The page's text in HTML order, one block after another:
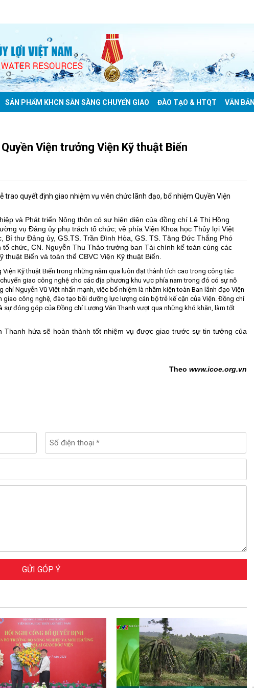
SẢN PHẨM KHCN SẴN SÀNG CHUYỂN GIAO ĐÀO TẠO & HTQT VĂN BẢN
Viện trưởng Viện Kỹ thuật Biển
trao quyết định giao nhiệm vụ viên chức lãnh đạo, bổ nhiệm Quyền Viện
và Phát triển Nông thôn có sự hiện diện của đồng chí Lê Thị Hồng
vụ Đảng ủy phụ trách tổ chức; về phía Viện Khoa học Thủy lợi Việt
Bí thư Đảng ủy, GS.TS. Trần Đình Hòa, GS. TS. Tăng Đức Thắng Phó
chức, CN. Nguyễn Thu Thảo trưởng ban Tài chính kế toán cùng các
Biển và toàn thể CBVC Viện Kỹ thuật Biển.
Kỹ thuật Biển trong những năm qua luôn đạt thành tích cao trong công tác
giao công nghệ cho các địa phương khu vực phía nam trong đó có sự nỗ
Nguyễn Vũ Việt nhấn mạnh, việc bổ nhiệm là nhằm kiện toàn Ban lãnh đạo Viện
công nghệ, đào tạo bồi dưỡng lực lượng cán bộ trẻ kế cận của Viện. Đồng chí
sự đóng góp của Đồng chí Lương Văn Thanh vượt qua những khó khăn, làm tốt
Thanh hứa sẽ hoàn thành tốt nhiệm vụ được giao trước sự tin tưởng của
Theo www.icoe.org.vn
GỬI GÓP Ý